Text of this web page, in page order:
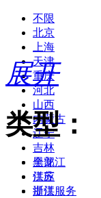
不限
北京
上海
天津
重庆
河北
山西
内蒙古
辽宁
吉林
黑龙江
江苏
浙江
展开
类型：
全部
供应
提供服务